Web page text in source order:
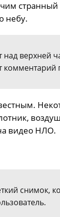
небу.
над верхней
комментарий
видео НЛО.
снимок,